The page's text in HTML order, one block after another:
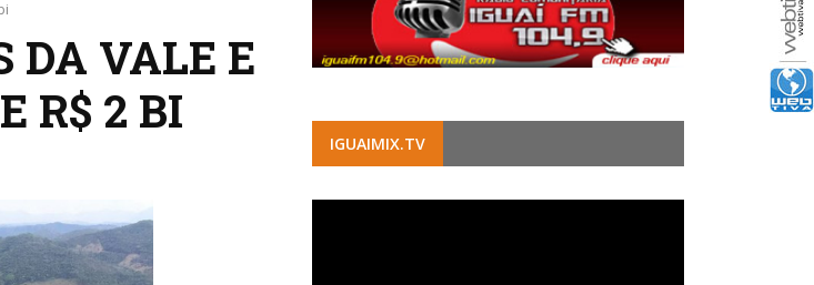
DA VALE E
R$ 2 BI
IGUAIMIX.TV